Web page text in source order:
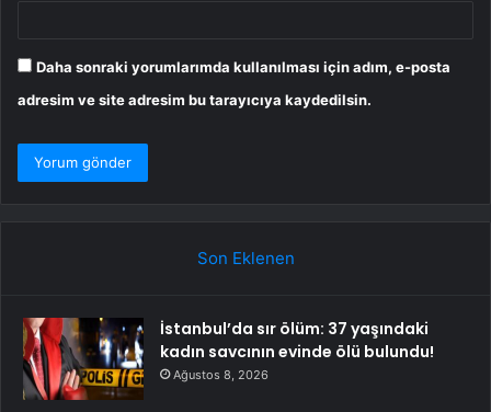
Daha sonraki yorumlarımda kullanılması için adım, e-posta
adresim ve site adresim bu tarayıcıya kaydedilsin.
Son Eklenen
İstanbul’da sır ölüm: 37 yaşındaki
kadın savcının evinde ölü bulundu!
Ağustos 8, 2026